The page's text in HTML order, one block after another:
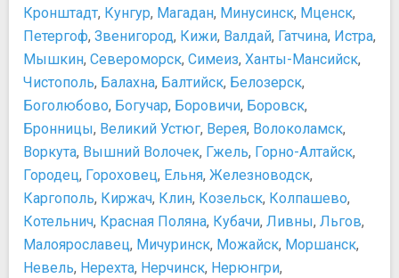
Ленинград Центр
Макаронники
Ретро Дискотека Клуб Папанин
Памятники, скульптуры, статуи
Египетские ворота
Медный всадник
Монумент героическим защитникам Ленинграда
Памятник Екатерине II
Памятник Николаю I
Памятник Нос Майора Ковалева
Памятник Чижику-Пыжику
Схема Петропавловской крепости
Схема Русского музея
Схема Эрмитажа
Прочее
Не старайтесь объять необъятное
Обзорную поездку по городу планируйте на выходные
Кронштадт, Кунгур, Магадан, Минусинск, Мценск,
Петергоф, Звенигород, Кижи, Валдай, Гатчина, Истра,
Мышкин, Североморск, Симеиз, Ханты-Мансийск,
Чистополь, Балахна, Балтийск, Белозерск,
Боголюбово, Богучар, Боровичи, Боровск,
Бронницы, Великий Устюг, Верея, Волоколамск,
Воркута, Вышний Волочек, Гжель, Горно-Алтайск,
Городец, Гороховец, Ельня, Железноводск,
Каргополь, Киржач, Клин, Козельск, Колпашево,
Котельнич, Красная Поляна, Кубачи, Ливны, Льгов,
Малоярославец, Мичуринск, Можайск, Моршанск,
Невель, Нерехта, Нерчинск, Нерюнгри,